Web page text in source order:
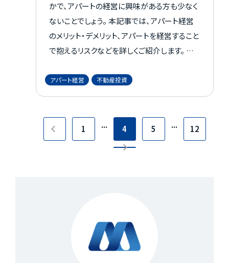
かで、アパートの経営に興味がある方も少なく
ないことでしょう。 本記事では、アパート経営
のメリット・デメリット、アパートを経営すること
で抱えるリスクなどを詳しくご紹介します。 不
みにご興味のある方はぜひ最後までご覧くだ
さい。
アパート経営 不動産投資
1 ... 4 5 ... 12